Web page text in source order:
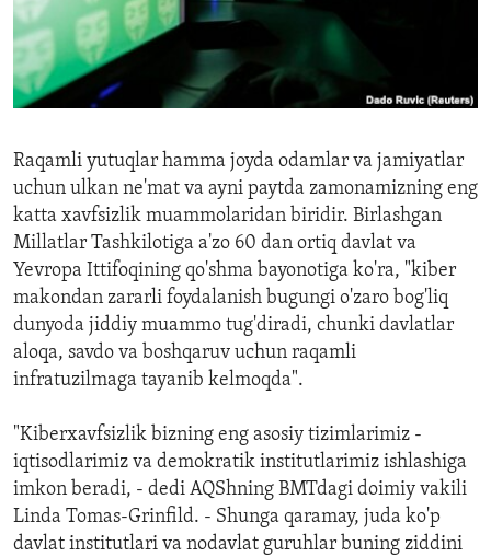
ENVIRONMENT AND HEALTH
IDEALS AND INSTITUTIONS
Raqamli yutuqlar hamma joyda odamlar va jamiyatlar
uchun ulkan ne'mat va ayni paytda zamonamizning eng
katta xavfsizlik muammolaridan biridir. Birlashgan
Millatlar Tashkilotiga a'zo 60 dan ortiq davlat va
Yevropa Ittifoqining qo'shma bayonotiga ko'ra, "kiber
makondan zararli foydalanish bugungi o'zaro bog'liq
dunyoda jiddiy muammo tug'diradi, chunki davlatlar
aloqa, savdo va boshqaruv uchun raqamli
infratuzilmaga tayanib kelmoqda".
"Kiberxavfsizlik bizning eng asosiy tizimlarimiz -
iqtisodlarimiz va demokratik institutlarimiz ishlashiga
imkon beradi, - dedi AQShning BMTdagi doimiy vakili
Linda Tomas-Grinfild. - Shunga qaramay, juda ko'p
davlat institutlari va nodavlat guruhlar buning ziddini